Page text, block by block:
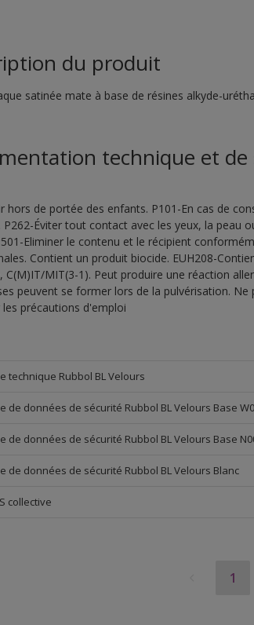
du produit
satinée mate à base de résines alkyde-
technique et de
hors de portée des enfants. P101-En cas de
P262-Éviter tout contact avec les yeux, la peau
Eliminer le contenu et le récipient
Contient un produit biocide. EUH208-
C(M)IT/MIT(3-1). Peut produire une réaction
peuvent se former lors de la pulvérisation.
les précautions d'emploi
technique Rubbol BL Velours
de données de sécurité Rubbol BL Velours Base
de données de sécurité Rubbol BL Velours Base
de données de sécurité Rubbol BL Velours Blanc
collective
1